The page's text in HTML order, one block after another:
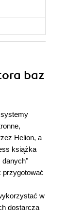
baz
Helion, a
książka
danych"
przygotować
w
dostarcza